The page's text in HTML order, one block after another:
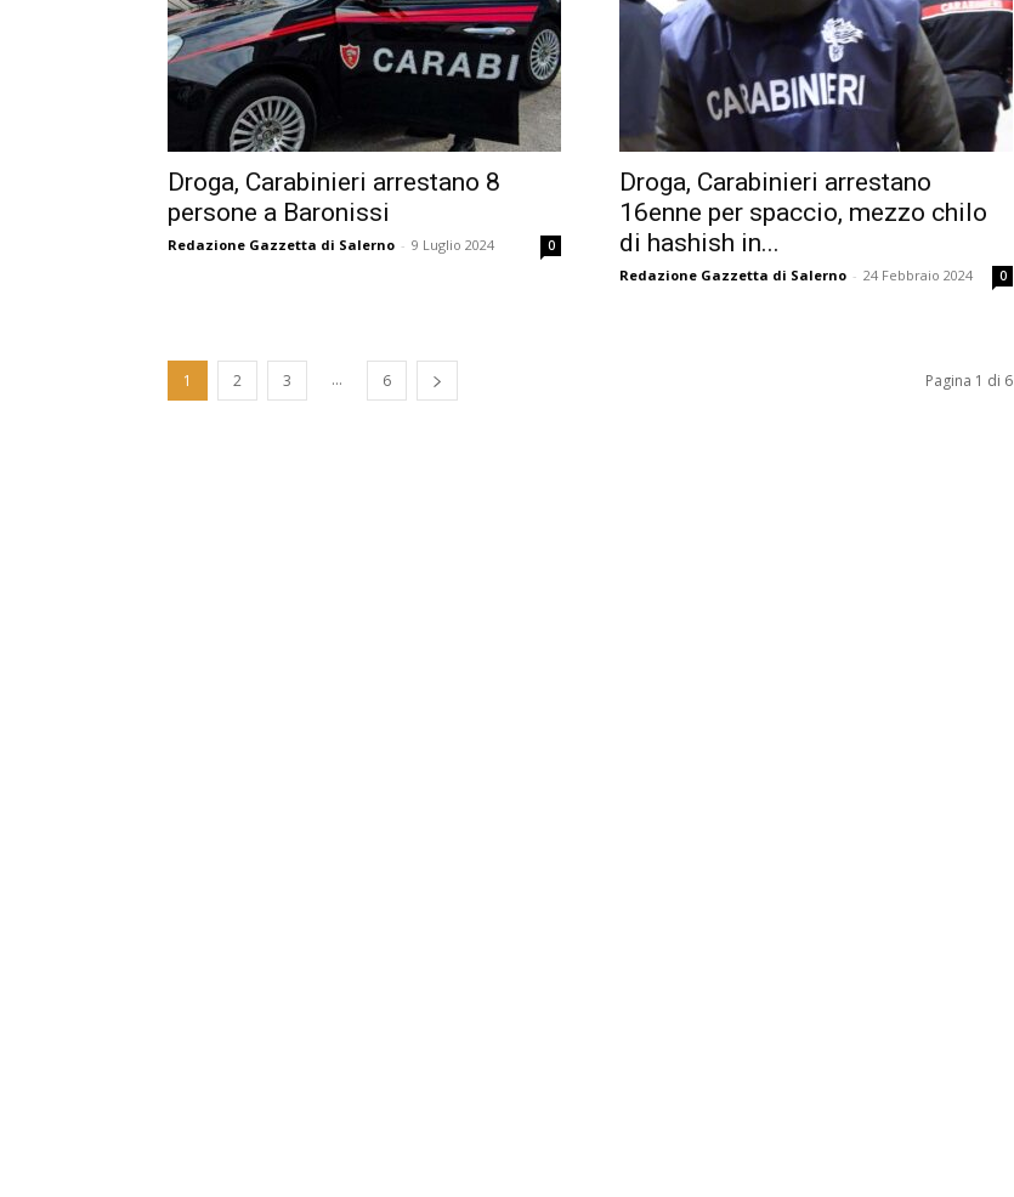
Droga, Carabinieri arrestano 8
persone a Baronissi
Redazione Gazzetta di Salerno - 9 Luglio 2024 0
Droga, Carabinieri arrestano
16enne per spaccio, mezzo chilo
di hashish in...
Redazione Gazzetta di Salerno - 24 Febbraio 2024 0
1 2 3 ... 6 Pagina 1 di 6